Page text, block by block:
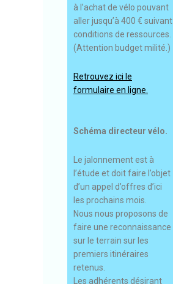
à l’achat de vélo pouvant
aller jusqu’à 400 € suivant
conditions de ressources.
(Attention budget milité.)
Retrouvez ici le
formulaire en ligne.
Schéma directeur vélo.
Le jalonnement est à
l’étude et doit faire l’objet
d’un appel d’offres d’ici
les prochains mois.
Nous nous proposons de
faire une reconnaissance
sur le terrain sur les
premiers itinéraires
retenus.
Les adhérents désirant